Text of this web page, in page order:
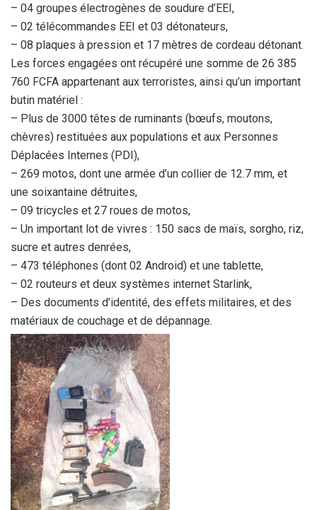
– 04 groupes électrogènes de soudure d’EEI,
– 02 télécommandes EEI et 03 détonateurs,
– 08 plaques à pression et 17 mètres de cordeau détonant.
Les forces engagées ont récupéré une somme de 26 385
760 FCFA appartenant aux terroristes, ainsi qu’un important
butin matériel :
– Plus de 3000 têtes de ruminants (bœufs, moutons,
chèvres) restituées aux populations et aux Personnes
Déplacées Internes (PDI),
– 269 motos, dont une armée d’un collier de 12.7 mm, et
une soixantaine détruites,
– 09 tricycles et 27 roues de motos,
– Un important lot de vivres : 150 sacs de maïs, sorgho, riz,
sucre et autres denrées,
– 473 téléphones (dont 02 Android) et une tablette,
– 02 routeurs et deux systèmes internet Starlink,
– Des documents d’identité, des effets militaires, et des
matériaux de couchage et de dépannage.